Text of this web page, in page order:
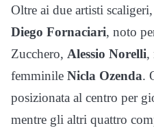
Oltre ai due artisti
Diego Fornaciari, noto
Zucchero, Alessio Norelli,
femminile Nicla Ozenda.
posizionata al centro per
mentre gli altri quattro